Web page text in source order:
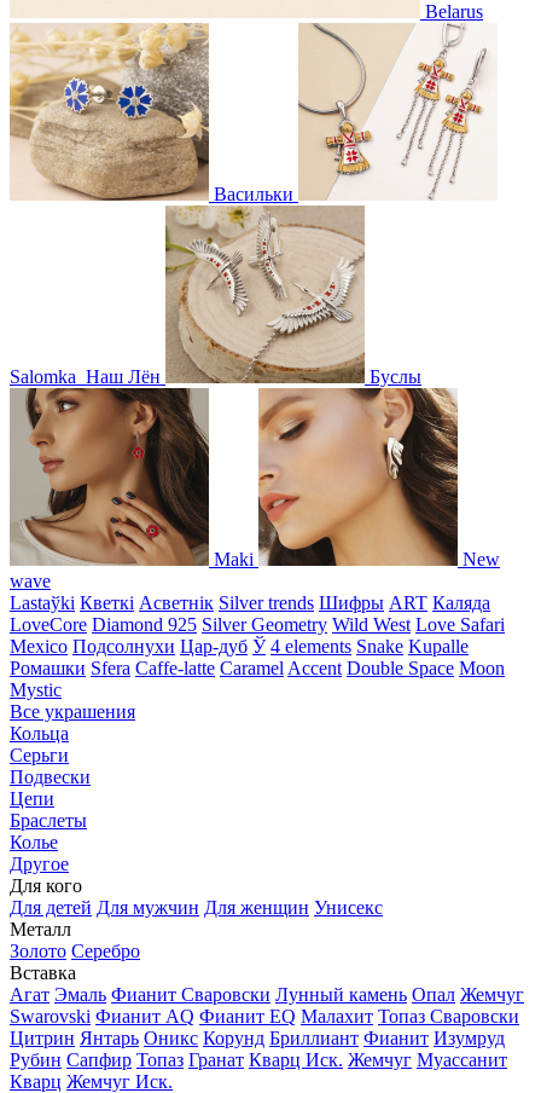
Belarus
Васильки
Salomka Наш Лён Буслы
Maki
New
wave
Lastaўki Кветкі Асветнiк Silver trends Шифры ART Каляда
LoveCore Diamond 925 Silver Geometry Wild West Love Safari
Mexico Подсолнухи Цар-дуб Ў 4 elements Snake Kupalle
Ромашки Sfera Caffe-latte Caramel Accent Double Space Moon
Mystic
Все украшения
Кольца
Серьги
Подвески
Цепи
Браслеты
Колье
Другое
Для кого
Для детей Для мужчин Для женщин Унисекс
Металл
Золото Серебро
Вставка
Агат Эмаль Фианит Сваровски Лунный камень Опал Жемчуг
Swarovski Фианит AQ Фианит EQ Малахит Топаз Сваровски
Цитрин Янтарь Оникс Корунд Бриллиант Фианит Изумруд
Рубин Сапфир Топаз Гранат Кварц Иск. Жемчуг Муассанит
Кварц Жемчуг Иск.